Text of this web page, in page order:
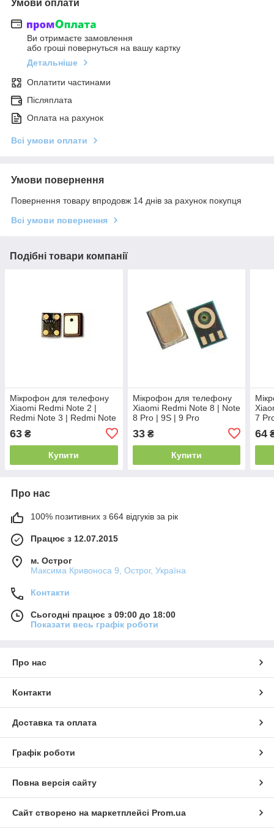
Умови оплати
Ви отримаєте замовлення
або гроші повернуться на вашу картку
Детальніше
Оплатити частинами
Післяплата
Оплата на рахунок
Всі умови оплати
Умови повернення
Повернення товару впродовж 14 днів за рахунок покупця
Всі умови повернення
Подібні товари компанії
Мікрофон для телефону
Xiaomi Redmi Note 2 |
Redmi Note 3 | Redmi Note
63 ₴
Купити
Мікрофон для телефону
Xiaomi Redmi Note 8 | Note
8 Pro | 9S | 9 Pro
33₴
Купити
7
64
Про нас
100% позитивних з 664 відгуків за рік
Працює з 12.07.2015
м. Острог
Максима Кривоноса 9, Острог, Україна
Контакти
Сьогодні працює з 09:00 до 18:00
Показати весь графік роботи
Про нас
Контакти
Доставка та оплата
Графік роботи
Повна версія сайту
Сайт створено на маркетплейсі Prom.ua